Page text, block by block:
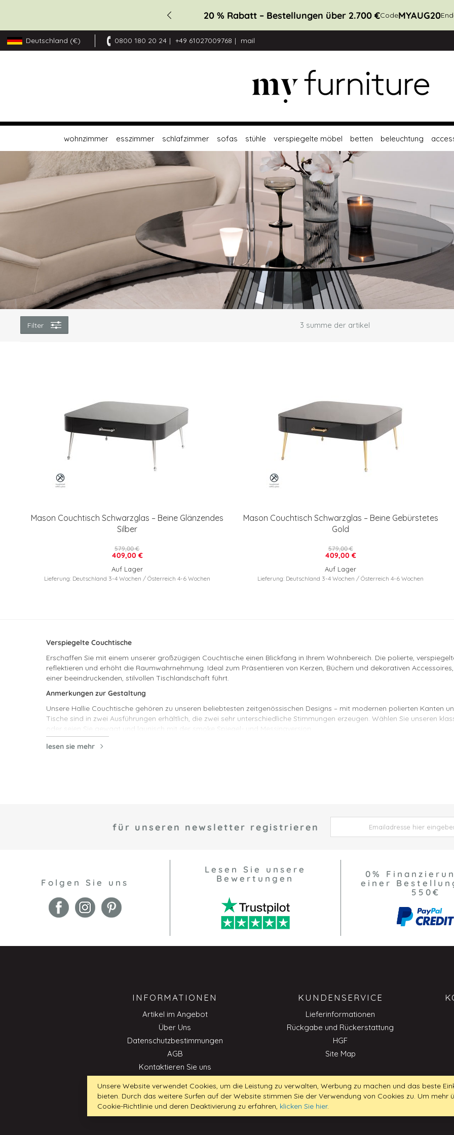
10 % Rabatt – Bestellungen über 1.100 €CodeMYAUG10
Deutschland (€) 0800 180 20 24 +49 61027009768 mail
Zum
wohnzimmer esszimmer schlafzimmer sofas stühle verspiegelte möbel betten beleuchtung
Filter 3 summe der artikel
Mason Couchtisch Schwarzglas – Beine Glänzendes
Silber
409,00 €
579,00 €
Auf Lager
Lieferung: Deutschland 3-4 Wochen / Österreich 4-6 Wochen
Mason Couchtisch Schwarzglas – Beine Gebürstetes
Gold
409,00 €
579,00 €
Auf Lager
Lieferung: Deutschland 3-4 Wochen / Österreich 4-6 Wochen
Verspiegelte Couchtische
Erschaffen Sie mit einem unserer großzügigen Couchtische einen Blickfang in Ihrem Wohnbereich. Die polierte,
reflektieren und erhöht die Raumwahrnehmung. Ideal zum Präsentieren von Kerzen, Büchern und dekorativen
einer beeindruckenden, stilvollen Tischlandschaft führt.
Anmerkungen zur Gestaltung
Unsere Hallie Couchtische gehören zu unseren beliebtesten zeitgenössischen Designs – mit modernen polierten Kanten
Tische sind in zwei Ausführungen erhältlich, die zwei sehr unterschiedliche Stimmungen erzeugen. Wählen Sie unseren
oder seien Sie gewagt und launisch mit der smoke Spiegel- und Messingversion.
Inszenierung
lesen sie mehr
für unseren newsletter registrieren
Folgen Sie uns
Lesen Sie unsere
Bewertungen
0%
einer
550€
INFORMATIONEN
Artikel im Angebot
Über Uns
Datenschutzbestimmungen
AGB
Kontaktieren Sie uns
Cookie-Richtlinie
Professionnell
KUNDENSERVICE
Lieferinformationen
Rückgabe und Rückerstattung
HGF
Site Map
Unsere Website verwendet Cookies, um die Leistung zu verwalten, Werbung zu machen und das beste
bieten. Durch das weitere Surfen auf der Website stimmen Sie der Verwendung von Cookies zu. Um mehr
Cookie-Richtlinie und deren Deaktivierung zu erfahren, klicken Sie hier.